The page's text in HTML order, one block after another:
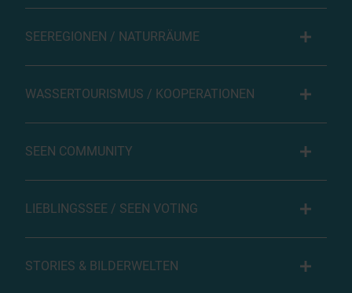
SEEREGIONEN / NATURRÄUME
WASSERTOURISMUS / KOOPERATIONEN
SEEN COMMUNITY
LIEBLINGSSEE / SEEN VOTING
STORIES & BILDERWELTEN